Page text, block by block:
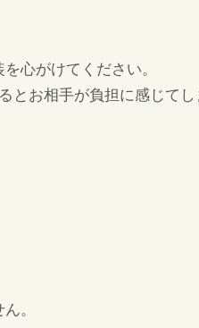
心がけてください。
とお相手が負担に感じてし
。